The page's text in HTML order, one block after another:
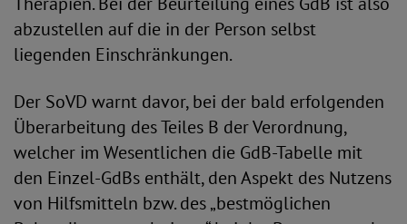
abzustellen auf die in der Person selbst
liegenden Einschränkungen.
Der SoVD warnt davor, bei der bald erfolgenden
Überarbeitung des Teiles B der Verordnung,
welcher im Wesentlichen die GdB-Tabelle mit
den Einzel-GdBs enthält, den Aspekt des Nutzens
von Hilfsmitteln bzw. des „bestmöglichen